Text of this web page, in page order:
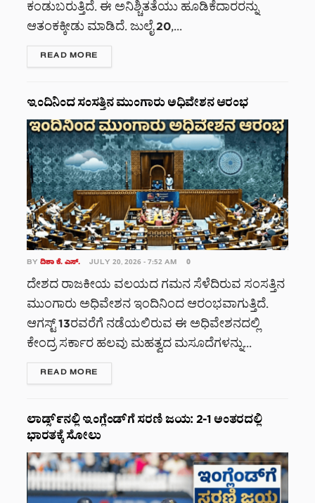
ಕಂಡುಬರುತ್ತಿದೆ. ಈ ಅನಿಶ್ಚಿತತೆಯು ಹೂಡಿಕೆದಾರರನ್ನು
ಆತಂಕಕ್ಕೀಡು ಮಾಡಿದೆ. ಜುಲೈ 20,...
READ MORE
ಇಂದಿನಿಂದ ಸಂಸತ್ತಿನ ಮುಂಗಾರು ಅಧಿವೇಶನ ಆರಂಭ
BY ದಿಶಾ ಕೆ. ಎಸ್. JULY 20, 2026 - 7:52 AM 0
ದೇಶದ ರಾಜಕೀಯ ವಲಯದ ಗಮನ ಸೆಳೆದಿರುವ ಸಂಸತ್ತಿನ
ಮುಂಗಾರು ಅಧಿವೇಶನ ಇಂದಿನಿಂದ ಆರಂಭವಾಗುತ್ತಿದೆ.
ಆಗಸ್ಟ್ 13ರವರೆಗೆ ನಡೆಯಲಿರುವ ಈ ಅಧಿವೇಶನದಲ್ಲಿ
ಕೇಂದ್ರ ಸರ್ಕಾರ ಹಲವು ಮಹತ್ವದ ಮಸೂದೆಗಳನ್ನು...
READ MORE
ಲಾರ್ಡ್ಸ್‌ನಲ್ಲಿ ಇಂಗ್ಲೆಂಡ್‌ಗೆ ಸರಣಿ ಜಯ: 2-1 ಅಂತರದಲ್ಲಿ
ಭಾರತಕ್ಕೆ ಸೋಲು